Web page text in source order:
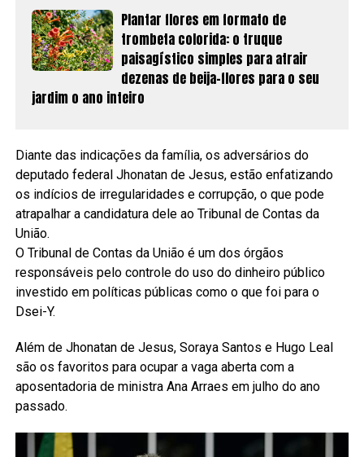
Plantar flores em formato de
trombeta colorida: o truque
paisagístico simples para atrair
dezenas de beija-flores para o seu
jardim o ano inteiro
Diante das indicações da família, os adversários do
deputado federal Jhonatan de Jesus, estão enfatizando
os indícios de irregularidades e corrupção, o que pode
atrapalhar a candidatura dele ao Tribunal de Contas da
União.
O Tribunal de Contas da União é um dos órgãos
responsáveis pelo controle do uso do dinheiro público
investido em políticas públicas como o que foi para o
Dsei-Y.
Além de Jhonatan de Jesus, Soraya Santos e Hugo Leal
são os favoritos para ocupar a vaga aberta com a
aposentadoria de ministra Ana Arraes em julho do ano
passado.